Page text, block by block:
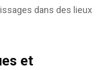
dans des lieux
et